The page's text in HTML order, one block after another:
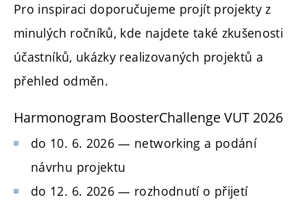
Pro inspiraci doporučujeme projít projekty z
minulých ročníků, kde najdete také zkušenosti
účastníků, ukázky realizovaných projektů a
přehled odměn.
Harmonogram BoosterChallenge VUT 2026
do 10. 6. 2026 — networking a podání
návrhu projektu
do 12. 6. 2026 — rozhodnutí o přijetí